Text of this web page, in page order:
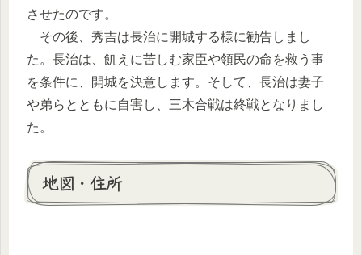
させたのです。
その後、秀吉は長治に開城する様に勧告しまし
た。長治は、飢えに苦しむ家臣や領民の命を救う事
を条件に、開城を決意します。そして、長治は妻子
や弟らとともに自害し、三木合戦は終戦となりまし
た。
地図・住所